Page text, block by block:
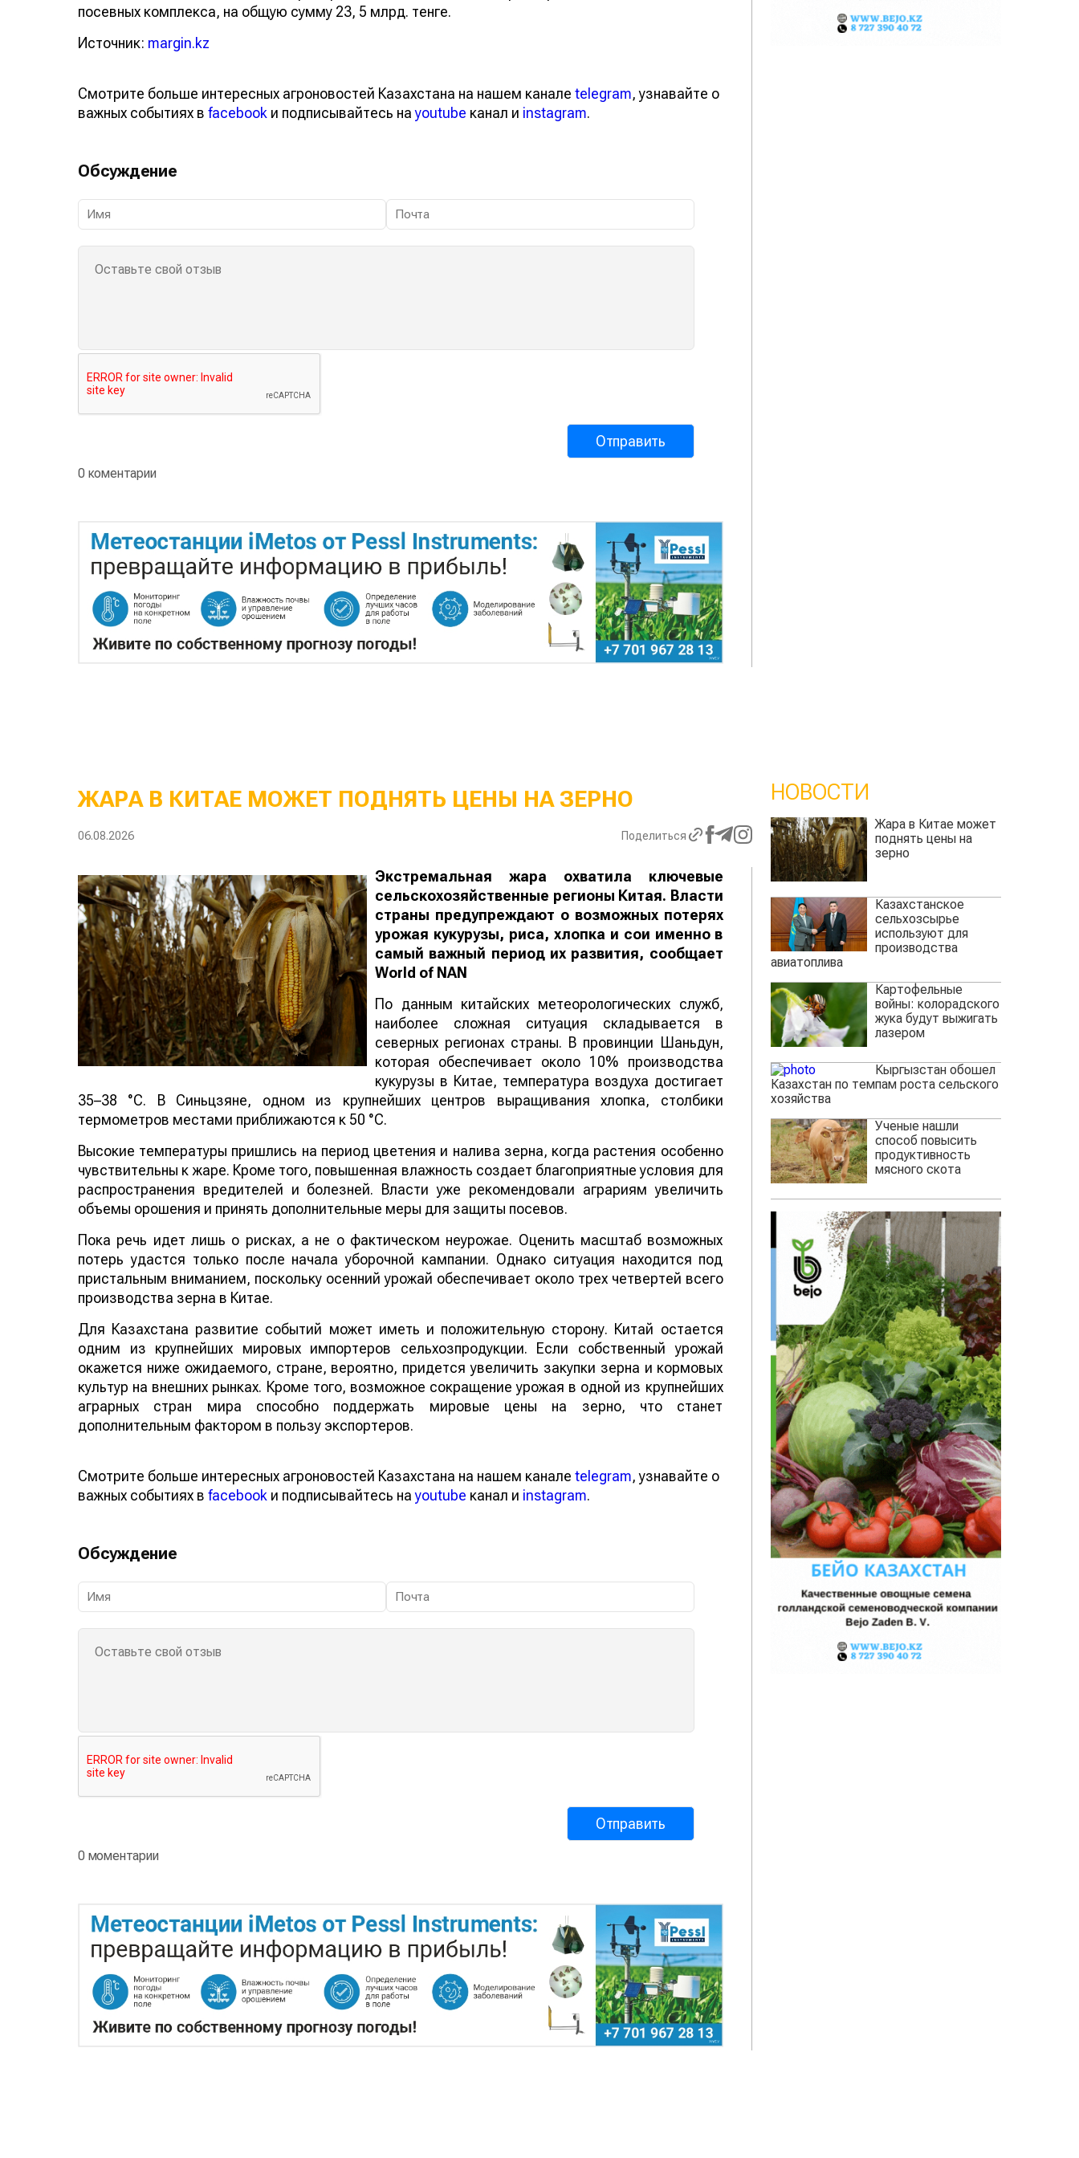
посевных комплекса, на общую сумму 23, 5 млрд. тенге.
Источник: margin.kz
Смотрите больше интересных агроновостей Казахстана на нашем канале telegram, узнавайте о
важных событиях в facebook и подписывайтесь наyoutube канал и instagram.
Обсуждение
0 коментарии
ЖАРА В КИТАЕ МОЖЕТ ПОДНЯТЬ ЦЕНЫ НА ЗЕРНО
06.08.2026 Поделиться
Экстремальная жара охватила ключевые
сельскохозяйственные регионы Китая. Власти
страны предупреждают о возможных потерях
урожая кукурузы, риса, хлопка и сои именно в
самый важный период их развития, сообщает
World of NAN
По данным китайских метеорологических служб,
наиболее сложная ситуация складывается в
северных регионах страны. В провинции Шаньдун,
которая обеспечивает около 10% производства
кукурузы в Китае, температура воздуха достигает
35–38 °C. В Синьцзяне, одном из крупнейших центров выращивания хлопка, столбики
термометров местами приближаются к 50 °C.
Высокие температуры пришлись на период цветения и налива зерна, когда растения особенно
чувствительны к жаре. Кроме того, повышенная влажность создает благоприятные условия для
распространения вредителей и болезней. Власти уже рекомендовали аграриям увеличить
объемы орошения и принять дополнительные меры для защиты посевов.
Пока речь идет лишь о рисках, а не о фактическом неурожае. Оценить масштаб возможных
потерь удастся только после начала уборочной кампании. Однако ситуация находится под
пристальным вниманием, поскольку осенний урожай обеспечивает около трех четвертей всего
производства зерна в Китае.
Для Казахстана развитие событий может иметь и положительную сторону. Китай остается
одним из крупнейших мировых импортеров сельхозпродукции. Если собственный урожай
окажется ниже ожидаемого, стране, вероятно, придется увеличить закупки зерна и кормовых
культур на внешних рынках. Кроме того, возможное сокращение урожая в одной из крупнейших
аграрных стран мира способно поддержать мировые цены на зерно, что станет
дополнительным фактором в пользу экспортеров.
Смотрите больше интересных агроновостей Казахстана на нашем канале telegram, узнавайте о
важных событиях в facebook и подписывайтесь наyoutube канал и instagram.
Обсуждение
0 моментарии
НОВОСТИ
Жара в Китае может
поднять цены на
зерно
Казахстанское
сельхозсырье
используют для
производства
авиатоплива
Картофельные
войны: колорадского
жука будут выжигать
лазером
Кыргызстан обошел
Казахстан по темпам роста сельского
хозяйства
Ученые нашли
способ повысить
продуктивность
мясного скота